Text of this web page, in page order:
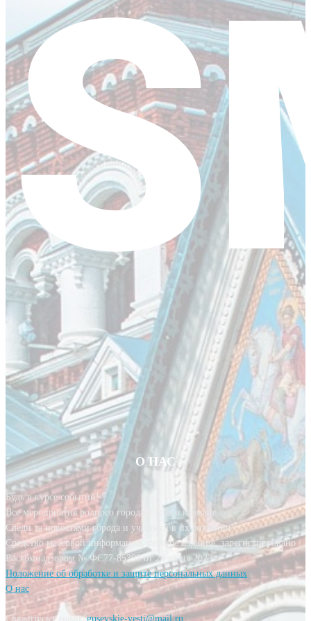
О НАС
Будь в курсе событий!
Все мероприятия родного города у тебя в кармане.
Следи за новостями города и участвуй в их создании!
Средство массовой информации, сетевое издание, зарегистрировано
Роскомнадзором № ФС77-85393 от 20 июня 2023 г.
Положение об обработке и защите персональных данных
О нас
Свяжитесь с нами:gusevskie-vesti@mail.ru